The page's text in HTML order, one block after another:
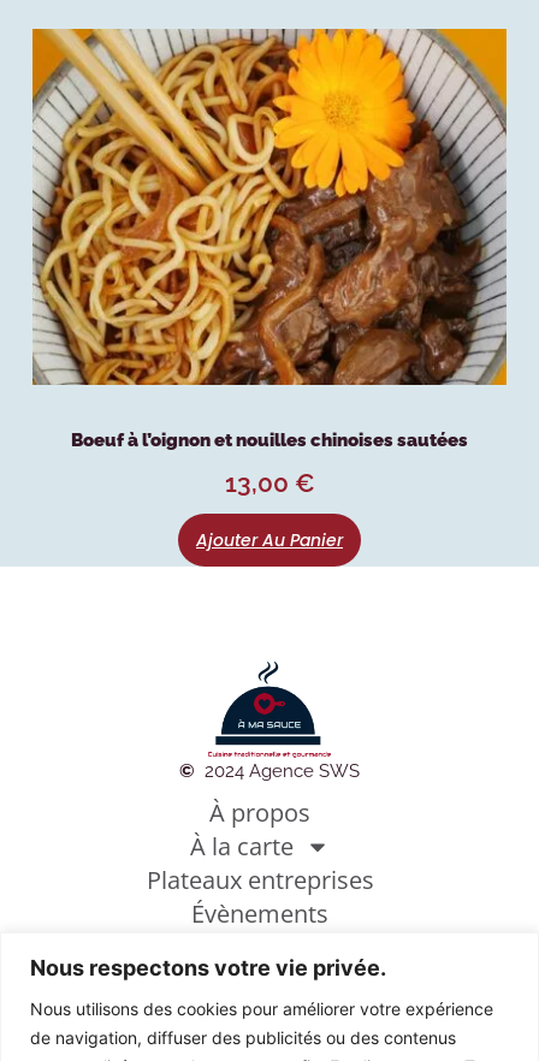
Nous respectons votre vie privée.
Nous utilisons des cookies pour améliorer votre expérience
de navigation, diffuser des publicités ou des contenus
Boeuf à l’oignon et nouilles chinoises sautées
13,00 €
Ajouter Au Panier
À propos
À la carte
Plateaux entreprises
Évènements
Conditions générales de vente
Mentions légales
Politique de cookies
© 2024 Agence SWS